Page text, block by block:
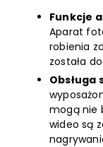
Funkcje
Aparat
robienia
została
Obsługa
mogą nie
wideo są